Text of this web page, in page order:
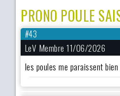
PRONO POULE
#43
LeV Membre 11/06/2026
les poules me paraissent